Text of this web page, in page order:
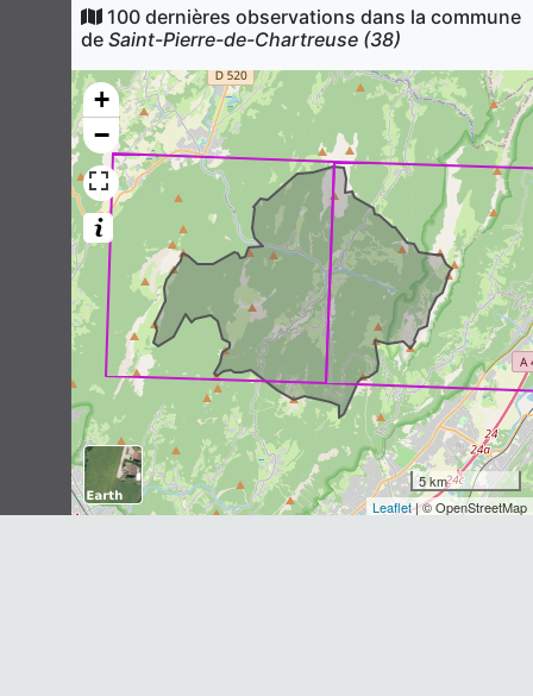
Barbastelle d'Europe
Barbastella barbastellus
1774)
66observations
Dernière observation en
2021 Fiche espèce
Chamois des Alpes
Rupicapra rupicapra(Linnaeus,
1758)
49observations
Dernière observation en
2023 Fiche espèce
Murin à oreilles échancrées
Myotis emarginatus(É. Geoffroy
Saint-Hilaire, 1806)
43observations
Dernière observation en2021 Fiche espèce
Pipistrelle de Kuhl
100 dernières observations dans la commune
de Saint-Pierre-de-Chartreuse (38)
+
−
5 km
Leaflet| © OpenStreetMap